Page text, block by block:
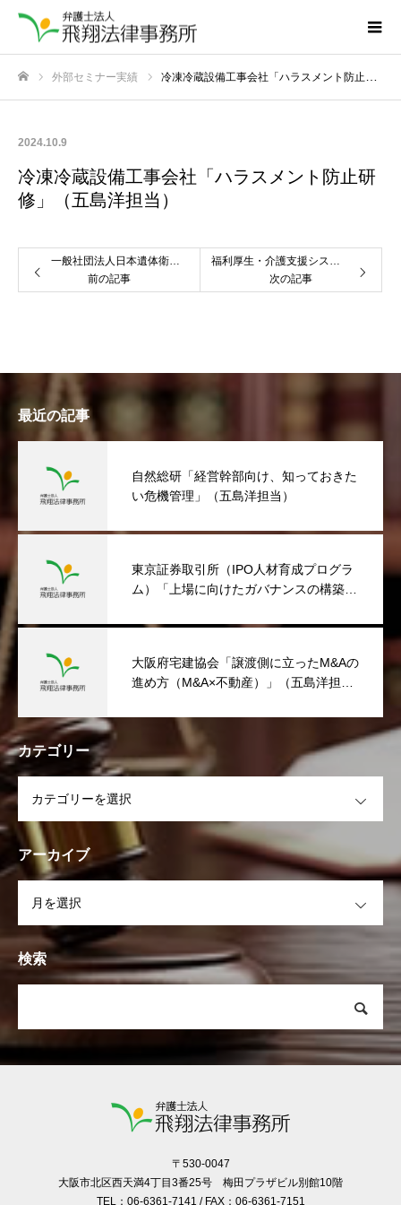
外部セミナー実績 冷凍冷蔵設備工事会社「ハラスメント防止研修」（五島洋担当）
2024.10.9
冷凍冷蔵設備工事会社「ハラスメント防止研
修」（五島洋担当）
一般社団法人日本遺体衛生保全協会(IFSA)「刑法の基礎と遺体衛生保全」（五島洋担当）
前の記事
福利厚生・介護支援システム開発会社「コンプライアンス研修」（五島洋担当）
次の記事
最近の記事
自然総研「経営幹部向け、知っておきた
い危機管理」（五島洋担当）
東京証券取引所（IPO人材育成プログラ
ム）「上場に向けたガバナンスの構築」
大阪府宅建協会「譲渡側に立ったM&Aの
進め方（M&A×不動産）」（五島洋担
カテゴリー
アーカイブ
検索
〒530-0047
大阪市北区西天満4丁目3番25号 梅田プラザビル別館10階
TEL：06-6361-7141 / FAX：06-6361-7151